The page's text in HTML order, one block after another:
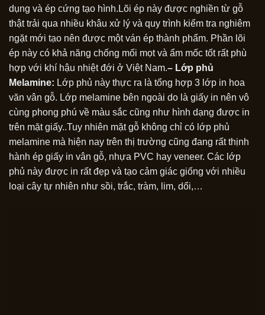
dụng và ép cứng tạo hình.Lõi ép này được nghiền từ gỗ
thật trải qua nhiều khâu xử lý và quy trình kiểm tra nghiêm
ngặt mới tạo nên được một ván ép thành phẩm. Phần lõi
ép này có khả năng chống mối mọt và ẩm mốc tốt rất phù
hợp với khí hậu nhiệt đới ở Việt Nam.– Lớp phủ
Melamine: Lớp phủ này thực ra là tổng hợp 3 lớp in hoa
văn vân gỗ. Lớp melamine bên ngoài do là giấy in nên vô
cùng phong phú về màu sắc cũng như hình dạng được in
trên mặt giấy..Tuy nhiên mặt gỗ không chỉ có lớp phủ
melamine mà hiện nay trên thị trường cũng đang rất thịnh
hành ép giấy in vân gỗ, nhựa PVC hay veneer. Các lớp
phủ này được in rất đẹp và tạo cảm giác giống với nhiều
loại cây tự nhiên như sồi, trắc, tràm, lim, dổi,…